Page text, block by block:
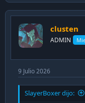
c
t
o
n
s
clusten
ADMIN
9 Julio 2026
SlayerBoxer dijo: